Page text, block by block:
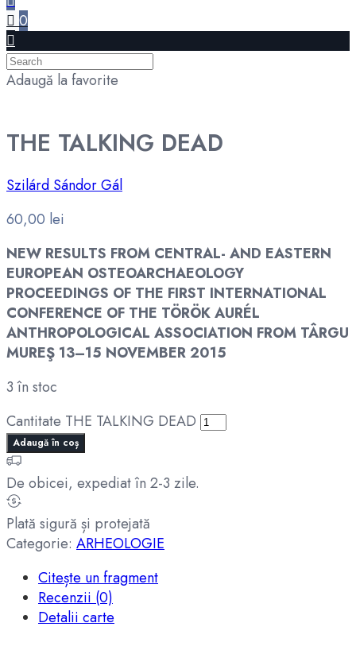
0
Adaugă la favorite
THE TALKING DEAD
Szilárd Sándor Gál
60,00 lei
NEW RESULTS FROM CENTRAL- AND EASTERN
EUROPEAN OSTEOARCHAEOLOGY
PROCEEDINGS OF THE FIRST INTERNATIONAL
CONFERENCE OF THE TÖRÖK AURÉL
ANTHROPOLOGICAL ASSOCIATION FROM TÂRGU
MUREŞ 13–15 NOVEMBER 2015
3 în stoc
Cantitate THE TALKING DEAD
Adaugă în coș
De obicei, expediat în 2-3 zile.
Plată sigură și protejată
Categorie: ARHEOLOGIE
Citește un fragment
Recenzii (0)
Detalii carte